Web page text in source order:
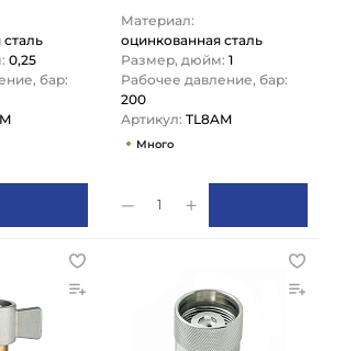
0,25
бар:
Материал:
оцинкованная сталь
Размер, дюйм: 1
Рабочее давление, бар:
200
Артикул: TL8AM
Много
1